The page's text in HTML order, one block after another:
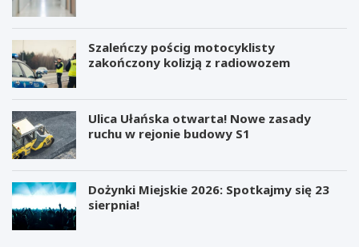
Szaleńczy pościg motocyklisty
zakończony kolizją z radiowozem
Ulica Ułańska otwarta! Nowe zasady
ruchu w rejonie budowy S1
Dożynki Miejskie 2026: Spotkajmy się 23
sierpnia!
M
B